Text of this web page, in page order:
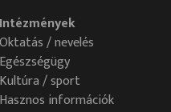
Intézmények
Oktatás / nevelés
Egészségügy
Kultúra / sport
Hasznos információk